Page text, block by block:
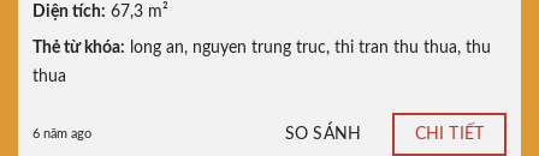
Diện tích: 67,3 m²
Thẻ từ khóa: long an, nguyen trung truc, thi tran thu thua, thu
thua
6 năm ago SO SÁNH CHI TIẾT